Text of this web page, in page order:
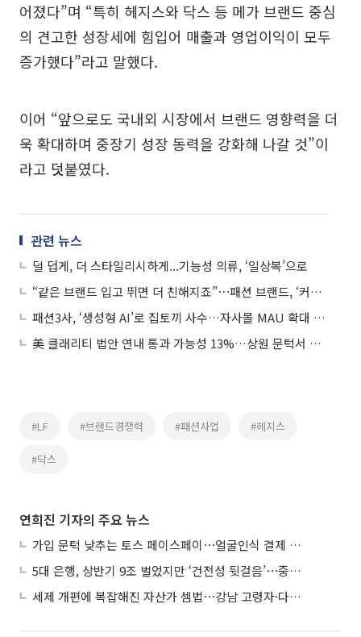
어졌다”며 “특히 헤지스와 닥스 등 메가 브랜드 중심
의 견고한 성장세에 힘입어 매출과 영업이익이 모두
증가했다”라고 말했다.
이어 “앞으로도 국내외 시장에서 브랜드 영향력을 더
욱 확대하며 중장기 성장 동력을 강화해 나갈 것”이
라고 덧붙였다.
관련 뉴스
덜 덥게, 더 스타일리시하게...기능성 의류, ‘일상복’으로
“같은 브랜드 입고 뛰면 더 친해지죠”⋯패션 브랜드, ‘커뮤니티 마케팅’ 후끈
패션3사, ‘생성형 AI’로 집토끼 사수…자사몰 MAU 확대 사활
美 클래리티 법안 연내 통과 가능성 13%…상원 문턱서 제동
#LF #브랜드경쟁력 #패션사업 #헤지스
#닥스
연희진 기자의 주요 뉴스
가입 문턱 낮추는 토스 페이스페이⋯얼굴인식 결제 확산 속도낸다
5대 은행, 상반기 9조 벌었지만 ‘건전성 뒷걸음’⋯중기대출 문턱 높아지나
세제 개편에 복잡해진 자산가 셈법⋯강남 고령자·다주택자 ‘자산재편 고심’